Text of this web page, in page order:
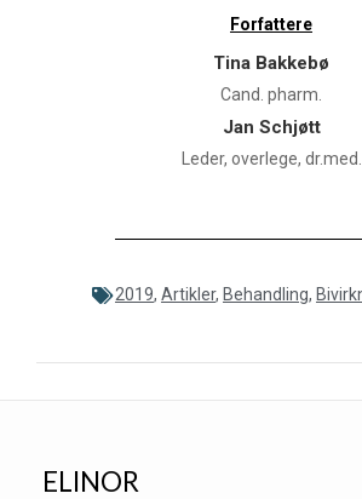
Forfattere
Tina Bakkebø
Cand. pharm.
Jan Schjøtt
Leder, overlege, dr.med.
2019, Artikler, Behandling,
ELINOR